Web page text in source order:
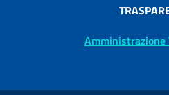
Amministrazione